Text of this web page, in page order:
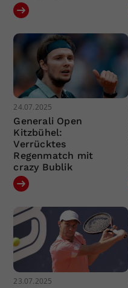
24.07.2025
Generali Open
Kitzbühel:
Verrücktes
Regenmatch mit
crazy Bublik
23.07.2025